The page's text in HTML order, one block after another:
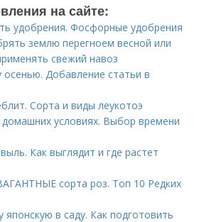
на сайте:
удобрения. Фосфорные удобрения
землю перегноем весной или
свежий навоз
осенью. Добавление статьи в
Сорта и виды леукотоэ
условиях. Выбор времени
Как выглядит и где растет
сорта роз. Топ 10 Редких
японскую в саду. Как подготовить